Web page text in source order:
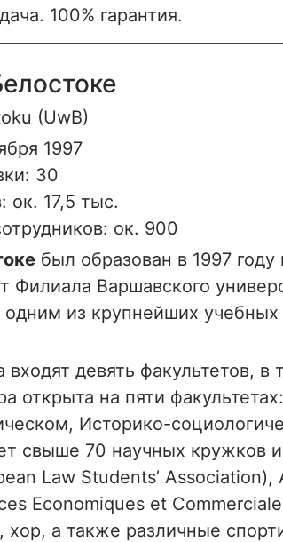
100% гарантия.
(UwB)
1997
30
ок. 17,5 тыс.
ок. 900
был образован в 1997 году
Филиала Варшавского
одним из крупнейших
входят девять факультетов,
открыта на пяти
Историко-
свыше 70 научных кружков
Law Students’
Economiques et
хор, а также различные